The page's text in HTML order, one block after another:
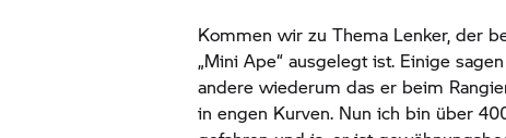
Kommen wir zu Thema Lenker, der
„Mini Ape“ ausgelegt ist. Einige
andere wiederum das er beim
in engen Kurven. Nun ich bin über